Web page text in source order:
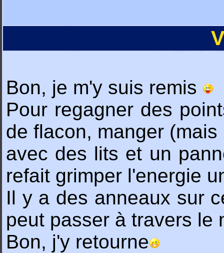
Bon, je m'y suis remis
Pour regagner des
de flacon, manger
avec des lits et un
refait grimper l'energie
Il y a des anneaux sur
peut passer à travers le
Bon, j'y retourne